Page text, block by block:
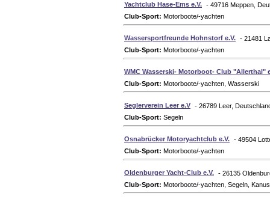
Yachtclub Hase-Ems e.V. - 49716 Meppen,
Club-Sport: Motorboote/-yachten
Wassersportfreunde Hohnstorf e.V. - 21481
Club-Sport: Motorboote/-yachten
WMC Wasserski- Motorboot- Club "Allerthal"
Club-Sport: Motorboote/-yachten, Wasserski
Seglerverein Leer e.V - 26789 Leer,
Club-Sport: Segeln
Osnabrücker Motoryachtclub e.V. - 49504
Club-Sport: Motorboote/-yachten
Oldenburger Yacht-Club e.V. - 26135
Club-Sport: Motorboote/-yachten, Segeln,